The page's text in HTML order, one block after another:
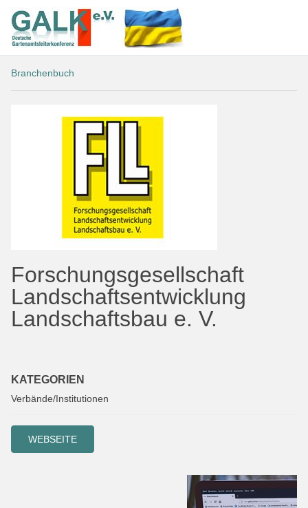
Branchenbuch
Forschungsgesellschaft
Landschaftsentwicklung
Landschaftsbau e. V.
KATEGORIEN
Verbände/Institutionen
WEBSEITE